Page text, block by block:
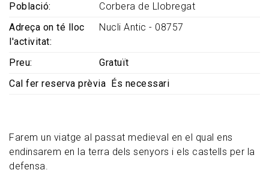
Farem un viatge al passat medieval en el qual ens
endinsarem en la terra dels senyors i els castells per la
defensa.
Població
Corbera de Llobregat
Adreça on té lloc
l'activitat
Nucli Antic - 08757
Preu
Gratuït
Cal fer reserva prèvia
És necessari